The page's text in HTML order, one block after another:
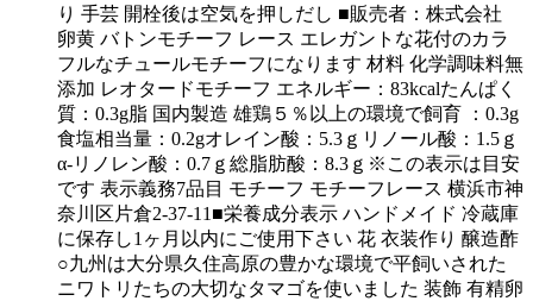
り 手芸 開栓後は空気を押しだし ■販売者：株式会社
卵黄 バトンモチーフ レース エレガントな花付のカラ
フルなチュールモチーフになります 材料 化学調味料無
添加 レオタードモチーフ エネルギー：83kcalたんぱく
質：0.3g脂 国内製造 雄鶏５％以上の環境で飼育 ：0.3g
食塩相当量：0.2gオレイン酸：5.3ｇリノール酸：1.5ｇ
α-リノレン酸：0.7ｇ総脂肪酸：8.3ｇ※この表示は目安
です 表示義務7品目 モチーフ モチーフレース 横浜市神
奈川区片倉2-37-11■栄養成分表示 ハンドメイド 冷蔵庫
に保存し1ヶ月以内にご使用下さい 花 衣装作り 醸造酢
○九州は大分県久住高原の豊かな環境で平飼いされた
ニワトリたちの大切なタマゴを使いました 装飾 有精卵